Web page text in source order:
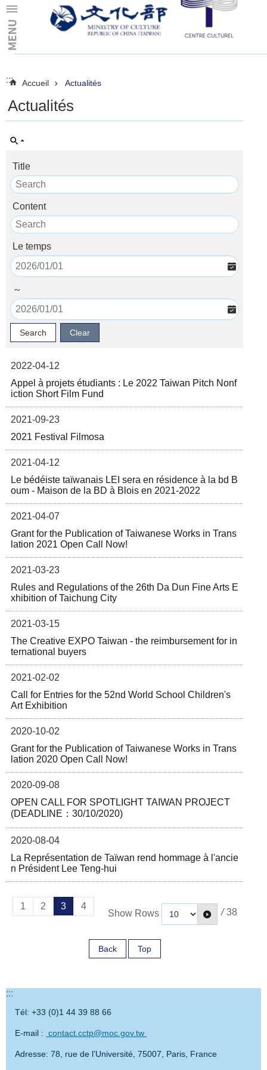
Skip to main content
:::
::: Accueil Actualités
Actualités
Title
Content
Le temps
～
2022-04-12
Appel à projets étudiants : Le 2022 Taiwan Pitch Nonf
iction Short Film Fund
2021-09-23
2021 Festival Filmosa
2021-04-12
Le bédéiste taïwanais LEI sera en résidence à la bd B
oum - Maison de la BD à Blois en 2021-2022
2021-04-07
Grant for the Publication of Taiwanese Works in Trans
lation 2021 Open Call Now!
2021-03-23
Rules and Regulations of the 26th Da Dun Fine Arts E
xhibition of Taichung City
2021-03-15
The Creative EXPO Taiwan - the reimbursement for in
ternational buyers
2021-02-02
Call for Entries for the 52nd World School Children's
Art Exhibition
2020-10-02
Grant for the Publication of Taiwanese Works in Trans
lation 2020 Open Call Now!
2020-09-08
OPEN CALL FOR SPOTLIGHT TAIWAN PROJECT
(DEADLINE：30/10/2020)
2020-08-04
La Représentation de Taïwan rend hommage à l'ancie
n Président Lee Teng-hui
1 2 3 4
Show Rows / 38
Back Top
:::
Tél: +33 (0)1 44 39 88 66
E-mail : contact.cctp@moc.gov.tw
Adresse: 78, rue de l’Université, 75007, Paris, France